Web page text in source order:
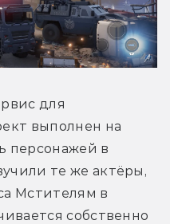
для
выполнен на
персонажей в
те же актёры,
Мстителям в
собственно